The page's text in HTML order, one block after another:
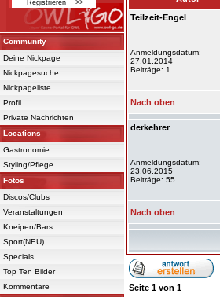
Community
Deine Nickpage
Nickpagesuche
Nickpageliste
Profil
Private Nachrichten
Locations
Gastronomie
Styling/Pflege
Fotos
Discos/Clubs
Veranstaltungen
Kneipen/Bars
Sport(NEU)
Specials
Top Ten Bilder
Kommentare
Teilzeit-Engel
Anmeldungsdatum:
27.01.2014
Beiträge: 1
Nach oben
derkehrer
Anmeldungsdatum:
23.06.2015
Beiträge: 55
Nach oben
Seite 1 von 1